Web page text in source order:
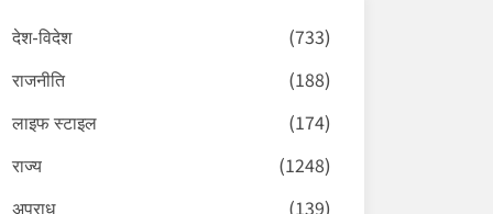
देश-विदेश
(733)
राजनीति
(188)
लाइफ स्टाइल
(174)
राज्य
(1248)
अपराध
(139)